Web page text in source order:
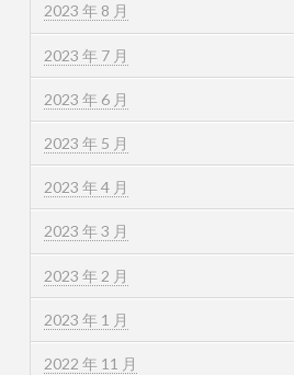
2023 年 8 月
2023 年 7 月
2023 年 6 月
2023 年 5 月
2023 年 4 月
2023 年 3 月
2023 年 2 月
2023 年 1 月
2022 年 11 月